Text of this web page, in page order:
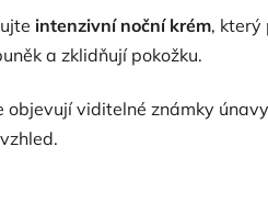
intenzivní noční krém, který
a zklidňují pokožku.
objevují viditelné známky